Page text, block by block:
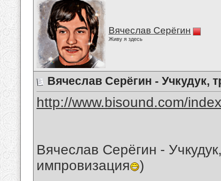
Вячеслав Серёгин
Живу я здесь
Вячеслав Серёгин - Учкудук,
http://www.bisound.com/
Вячеслав Серёгин -
импровизация
)